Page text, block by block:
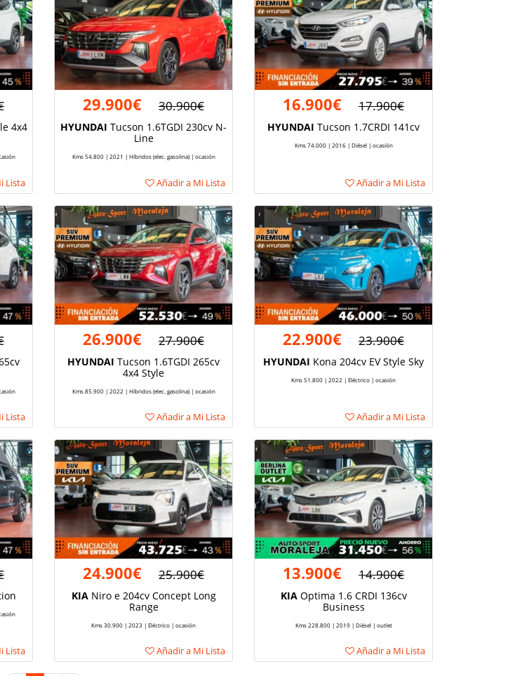
4x4
Lista
29.900€ 30.900€
HYUNDAI Tucson 1.6TGDI 230cv N-
Line
Kms 54.800 | 2021 | Híbridos (elec. gasolina) | ocasión
Añadir a Mi Lista
16.900€ 17.900€
HYUNDAI Tucson 1.7CRDI 141cv
Kms 74.000 | 2016 | Diésel | ocasión
Añadir a Mi Lista
Lista
26.900€ 27.900€
HYUNDAI Tucson 1.6TGDI 265cv
4x4 Style
Kms 85.900 | 2022 | Híbridos (elec. gasolina) | ocasión
Añadir a Mi Lista
22.900€ 23.900€
HYUNDAI Kona 204cv EV Style Sky
Kms 51.800 | 2022 | Eléctrico | ocasión
Añadir a Mi Lista
Lista
24.900€ 25.900€
KIANiro e 204cv Concept Long
Range
Kms 30.900 | 2023 | Eléctrico | ocasión
Añadir a Mi Lista
13.900€ 14.900€
KIAOptima 1.6 CRDI 136cv
Business
Kms 228.800 | 2019 | Diésel | outlet
Añadir a Mi Lista